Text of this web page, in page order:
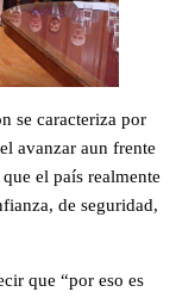
se caracteriza por
avanzar aun frente
el país realmente
de seguridad,
que “por eso es